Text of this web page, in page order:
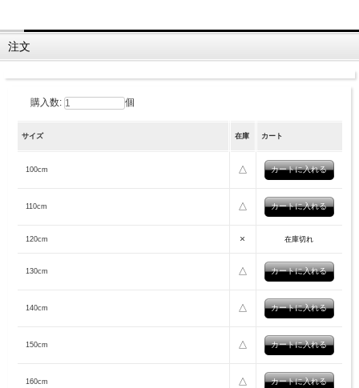
注文
購入数: 個
サイズ 在庫 カート
100cm △
110cm △
120cm × 在庫切れ
130cm △
140cm △
150cm △
160cm △